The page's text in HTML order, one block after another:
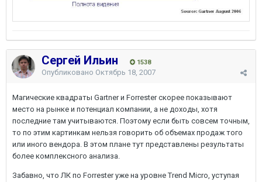
Сергей Ильин 1538
Опубликовано Октябрь 18, 2007
Магические квадраты Gartner и Forrester скорее показывают
место на рынке и потенциал компании, а не доходы, хотя
последние там учитываются. Поэтому если быть совсем точным,
то по этим картинкам нельзя говорить об объемах продаж того
или иного вендора. В этом плане тут представлены результаты
более комплексного анализа.
Забавно, что ЛК по Forrester уже на уровне Trend Micro, уступая